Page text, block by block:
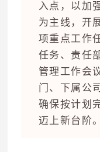
入点，以加
为主线，开
项重点工作
任务、责任
管理工作会
门、下属公
确保按计划
迈上新台阶。